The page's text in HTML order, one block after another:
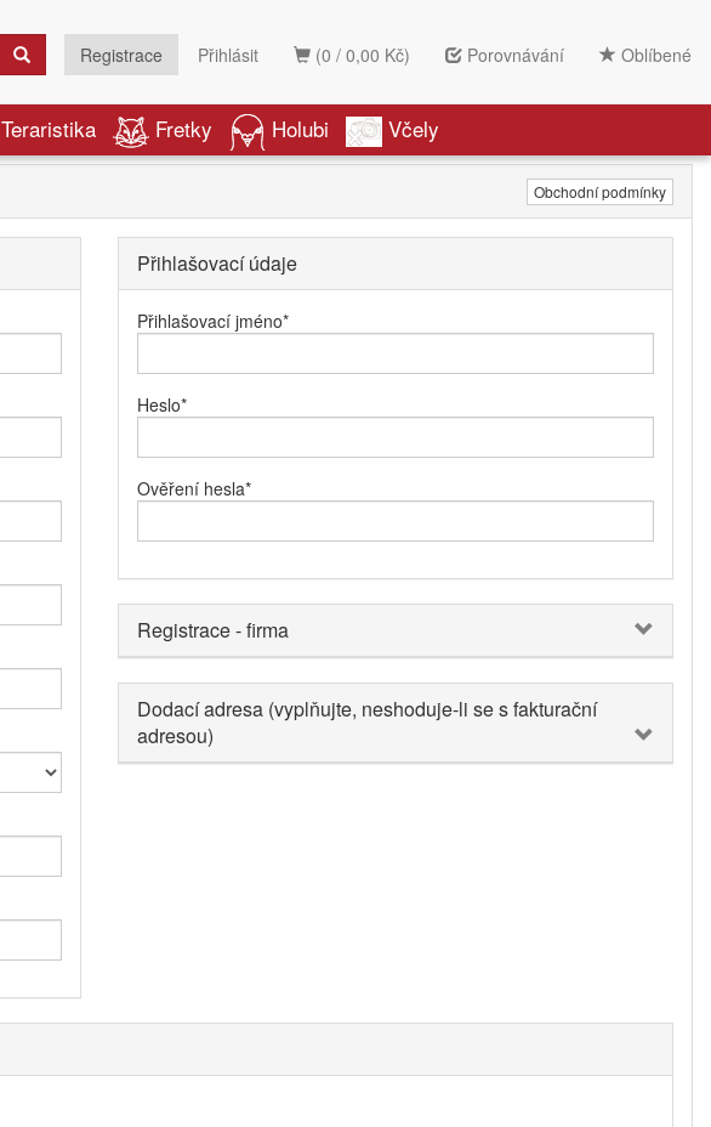
(0 / 0,00 Kč) Porovnávání Oblíbené
Registrace Přihlásit
Teraristika Fretky Holubi Včely
Obchodní podmínky
Přihlašovací údaje
Přihlašovací jméno*
Heslo*
Ověření hesla*
Registrace - firma
Dodací adresa (vyplňujte, neshoduje-li se s fakturační
adresou)